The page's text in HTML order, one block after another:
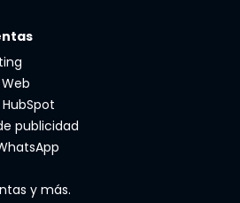
publicidad
y más.